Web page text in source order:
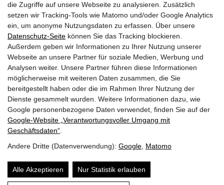
die Zugriffe auf unsere Webseite zu analysieren. Zusätzlich
setzen wir Tracking-Tools wie Matomo und/oder Google Analytics
ein, um anonyme Nutzungsdaten zu erfassen. Über unsere
Datenschutz-Seite können Sie das Tracking blockieren.
Außerdem geben wir Informationen zu Ihrer Nutzung unserer
Webseite an unsere Partner für soziale Medien, Werbung und
Analysen weiter. Unsere Partner führen diese Informationen
möglicherweise mit weiteren Daten zusammen, die Sie
bereitgestellt haben oder die im Rahmen Ihrer Nutzung der
Dienste gesammelt wurden. Weitere Informationen dazu, wie
Google personenbezogene Daten verwendet, finden Sie auf der
Google‑Website „Verantwortungsvoller Umgang mit
Geschäftsdaten“
Andere Dritte (Datenverwendung): Google Matomo
Alle Akzeptieren Nur Statistik erlauben
Facebook Fanpage
YouTube Channel
Trachtenmusikkapelle Taxenbach
Obfrau:Andrea Hofer
Gschwandtnerberg 21
5660Taxenbach
Sitemap